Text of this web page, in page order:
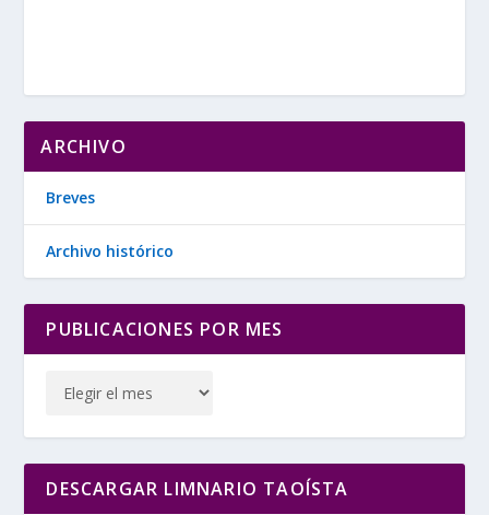
ARCHIVO
Breves
Archivo histórico
PUBLICACIONES POR MES
DESCARGAR LIMNARIO TAOÍSTA